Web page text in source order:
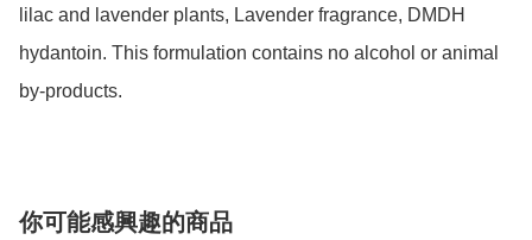
lilac and lavender plants, Lavender fragrance, DMDH
hydantoin. This formulation contains no alcohol or animal
by-products.
你可能感興趣的商品